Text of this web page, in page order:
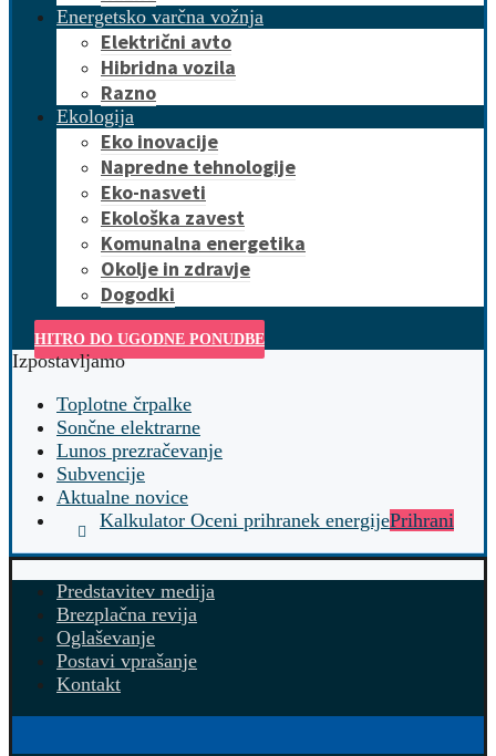
Energetsko varčna vožnja
Električni avto
Hibridna vozila
Razno
Ekologija
Eko inovacije
Napredne tehnologije
Eko-nasveti
Ekološka zavest
Komunalna energetika
Okolje in zdravje
Dogodki
HITRO DO UGODNE PONUDBE
Izpostavljamo
Toplotne črpalke
Sončne elektrarne
Lunos prezračevanje
Subvencije
Aktualne novice
Kalkulator Oceni prihranek energijePrihrani
Predstavitev medija
Brezplačna revija
Oglaševanje
Postavi vprašanje
Kontakt